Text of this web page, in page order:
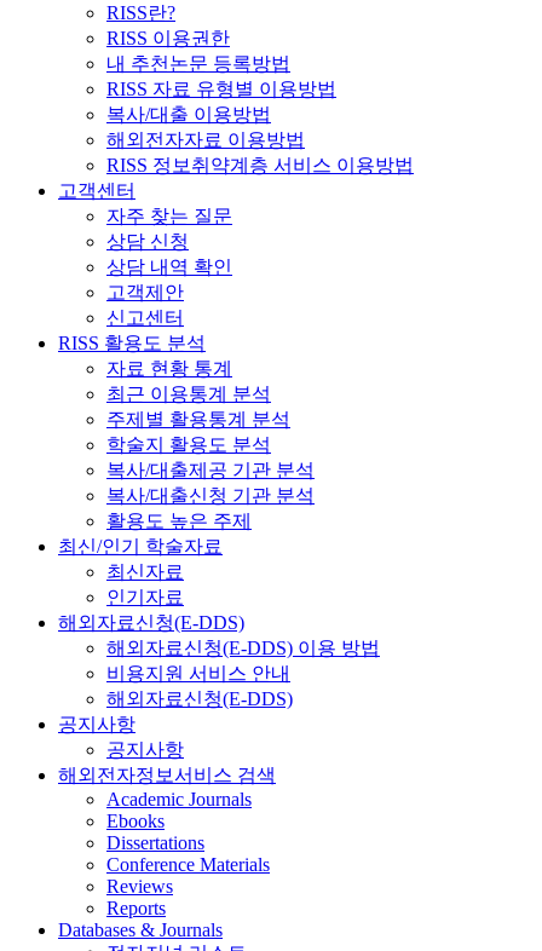
RISS란?
RISS 이용권한
내 추천논문 등록방법
RISS 자료 유형별 이용방법
복사/대출 이용방법
해외전자자료 이용방법
RISS 정보취약계층 서비스 이용방법
고객센터
자주 찾는 질문
상담 신청
상담 내역 확인
고객제안
신고센터
RISS 활용도 분석
자료 현황 통계
최근 이용통계 분석
주제별 활용통계 분석
학술지 활용도 분석
복사/대출제공 기관 분석
복사/대출신청 기관 분석
활용도 높은 주제
최신/인기 학술자료
최신자료
인기자료
해외자료신청(E-DDS)
해외자료신청(E-DDS) 이용 방법
비용지원 서비스 안내
해외자료신청(E-DDS)
공지사항
공지사항
해외전자정보서비스 검색
Academic Journals
Ebooks
Dissertations
Conference Materials
Reviews
Reports
Databases & Journals